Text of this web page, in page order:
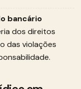
bancário
dos direitos
das violações